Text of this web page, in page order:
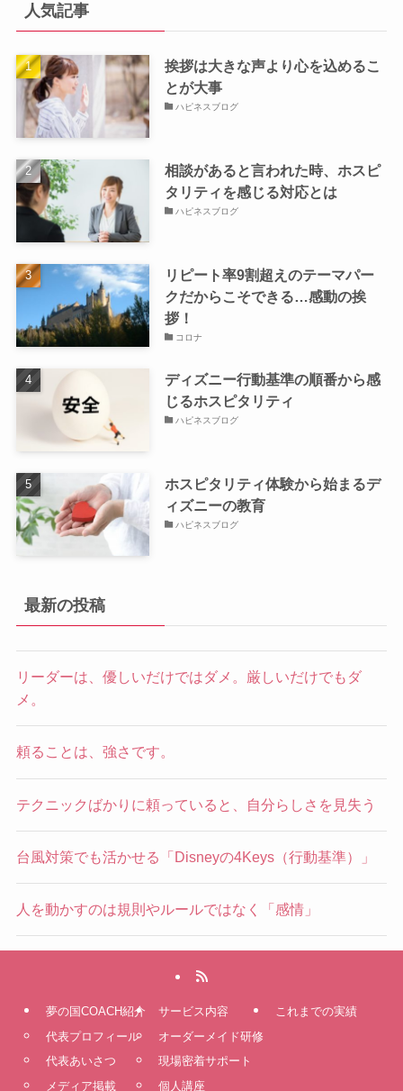
人気記事
挨拶は大きな声より心を込めるこ
とが大事
ハピネスブログ
相談があると言われた時、ホスピ
タリティを感じる対応とは
ハピネスブログ
リピート率9割超えのテーマパー
クだからこそできる…感動の挨
拶！
コロナ
ディズニー行動基準の順番から感
じるホスピタリティ
ハピネスブログ
ホスピタリティ体験から始まるデ
ィズニーの教育
ハピネスブログ
最新の投稿
リーダーは、優しいだけではダメ。厳しいだけでもダ
メ。
頼ることは、強さです。
テクニックばかりに頼っていると、自分らしさを見失う
台風対策でも活かせる「Disneyの4Keys（行動基準）」
人を動かすのは規則やルールではなく「感情」
夢の国COACH紹介
代表プロフィール
代表あいさつ
メディア掲載
サービス内容
オーダーメイド研修
現場密着サポート
個人講座
これまでの実績